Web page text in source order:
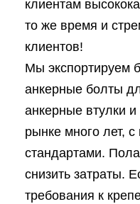
клиентам
то же время и
клиентов!
Мы экспортируем
анкерные болты
анкерные втулки
рынке много лет,
стандартами.
снизить затраты.
требования к